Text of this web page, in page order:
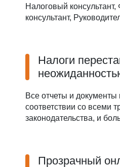
Налоговый
консультант,
Налоги
Все отчеты и
соответствии со всеми
законодательства, и
Прозрачный